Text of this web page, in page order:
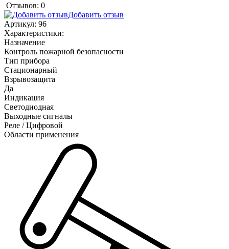
Отзывов: 0
Добавить отзыв
Артикул: 96
Характеристики:
Назначение
Контроль пожарной безопасности
Тип прибора
Стационарный
Взрывозащита
Да
Индикация
Светодиодная
Выходные сигналы
Реле / Цифровой
Области применения